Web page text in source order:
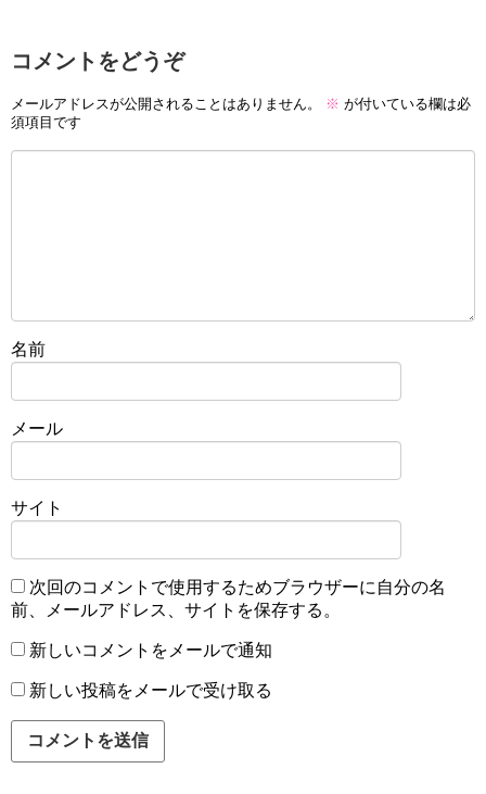
コメントをどうぞ
メールアドレスが公開されることはありません。 ※ が付いている欄は必
須項目です
名前
メール
サイト
次回のコメントで使用するためブラウザーに自分の名
前、メールアドレス、サイトを保存する。
新しいコメントをメールで通知
新しい投稿をメールで受け取る